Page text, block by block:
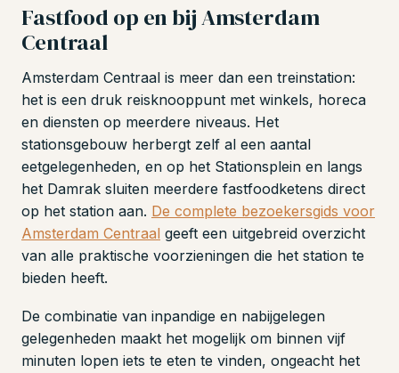
Fastfood op en bij Amsterdam
Centraal
Amsterdam Centraal is meer dan een treinstation:
het is een druk reisknooppunt met winkels, horeca
en diensten op meerdere niveaus. Het
stationsgebouw herbergt zelf al een aantal
eetgelegenheden, en op het Stationsplein en langs
het Damrak sluiten meerdere fastfoodketens direct
op het station aan. De complete bezoekersgids voor
Amsterdam Centraal geeft een uitgebreid overzicht
van alle praktische voorzieningen die het station te
bieden heeft.
De combinatie van inpandige en nabijgelegen
gelegenheden maakt het mogelijk om binnen vijf
minuten lopen iets te eten te vinden, ongeacht het